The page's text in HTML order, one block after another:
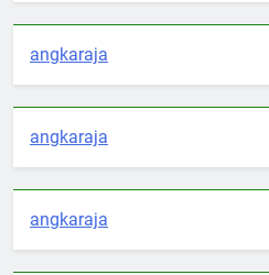
angkaraja
angkaraja
angkaraja